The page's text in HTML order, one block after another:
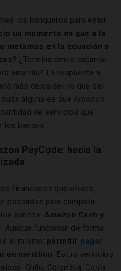
los banqueros para estar
un momento en que a la
metamos en la ecuación a
¿Terminaremos sacando
amarillo? La respuesta a
más cerca del no que del
alguna es que Amazon
de servicios que
los bancos.
PayCode: hacia la
financieros que ofrece
pensados para competir
bancos. Amazon Cash y
Aunque funcionan de forma
el mismo: permitir pagar
en metálico. Estos servicios
Chile, Colombia, Costa